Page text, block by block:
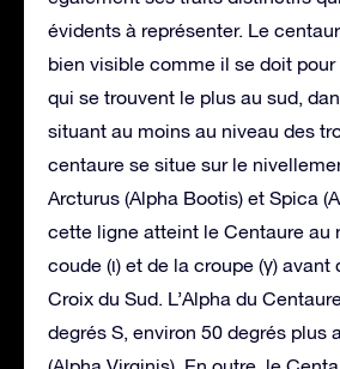
évidents à représenter. Le
bien visible comme il se doit
qui se trouvent le plus au sud,
situant au moins au niveau des
centaure se situe sur le
Arcturus (Alpha Bootis) et Spica
cette ligne atteint le Centaure au
coude (ι) et de la croupe (γ) avant
Croix du Sud. L’Alpha du
degrés S, environ 50 degrés plus